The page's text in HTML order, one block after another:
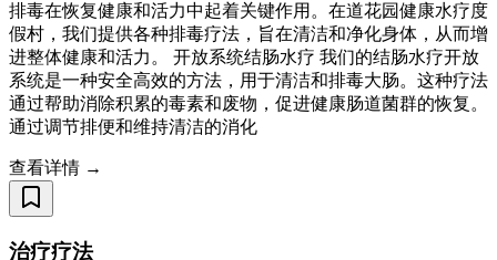
排毒在恢复健康和活力中起着关键作用。在道花园健康水疗度
假村，我们提供各种排毒疗法，旨在清洁和净化身体，从而增
进整体健康和活力。 开放系统结肠水疗 我们的结肠水疗开放
系统是一种安全高效的方法，用于清洁和排毒大肠。这种疗法
通过帮助消除积累的毒素和废物，促进健康肠道菌群的恢复。
通过调节排便和维持清洁的消化
查看详情 →
治疗疗法